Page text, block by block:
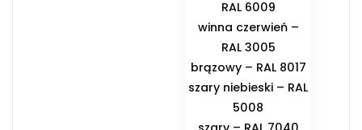
RAL 6009
winna czerwień –
RAL 3005
brązowy – RAL 8017
szary niebieski – RAL
5008